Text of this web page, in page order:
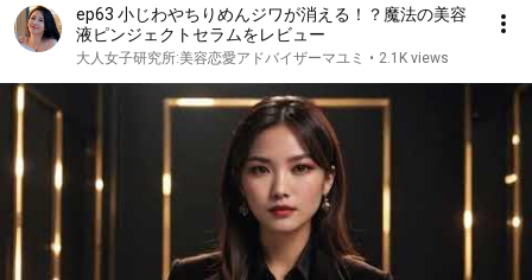
ep63 小じわやちりめんジワが消える！？魔法の美容
液ピンジェクトセラムをレビュー
大人女子研究所:美容恋愛アドバイザーマユミ • 2.1K views